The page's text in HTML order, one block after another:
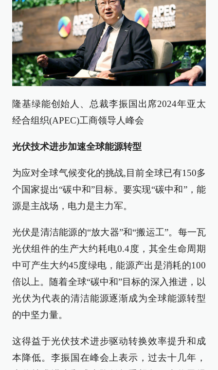
隆基绿能创始人、总裁李振国出席2024年亚太
经合组织(APEC)工商领导人峰会
光伏技术进步加速全球能源转型
为应对全球气候变化的挑战,目前全球已有150多
个国家提出“碳中和”目标。要实现“碳中和”，能
源是主战场，电力是主力军。
光伏是清洁能源的“放大器”和“搬运工”。每一瓦
光伏组件的生产大约耗电0.4度，其全生命周期
中可产生大约45度绿电，能源产出是消耗的100
倍以上。随着全球“碳中和”目标的深入推进，以
光伏为代表的清洁能源逐渐成为全球能源转型
的中坚力量。
这得益于光伏技术进步驱动转换效率提升和成
本降低。李振国在峰会上表示，过去十几年，